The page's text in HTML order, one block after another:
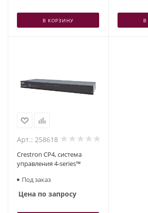
В КОРЗИНУ
Арт.: 258618
Crestron CP4, система
управления 4-series™
Под заказ
Цена по запросу